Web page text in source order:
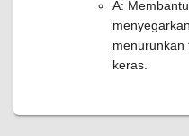
A:
menurunkan
keras.